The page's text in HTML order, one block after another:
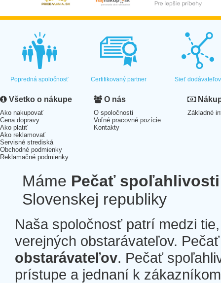
Popredná spoločnosť Certifikovaný partner Sieť dodávateľov
Všetko o nákupe
Ako nakupovať
Cena dopravy
Ako platiť
Ako reklamovať
Servisné strediská
Obchodné podmienky
Reklamačné podmienky
O nás
O spoločnosti
Voľné pracovné pozície
Kontakty
Základné
Máme Pečať spoľahlivosti
Slovenskej republiky
Naša spoločnosť patrí medzi
verejných obstarávateľov.
obstarávateľov. Pečať
prístupe a jednaní k